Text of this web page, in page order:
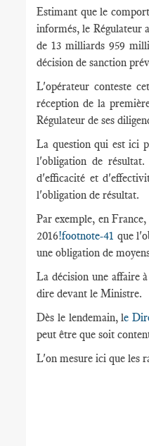
Estimant que le
informés, le Régulateur
de 13 milliards 959
décision de sanction
L'opérateur conteste
réception de la
Régulateur de ses
La question qui est ici
l'obligation de
d'efficacité et
l'obligation de résultat.
Par exemple, en
2016!footnote-41 que
une obligation de
La décision une affaire
dire devant le Ministre.
Dès le lendemain, le
peut être que soit
L'on mesure ici que les